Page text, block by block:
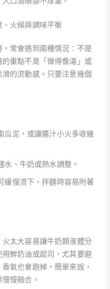
火候與調味平衡
常會遇到兩種情況：不是
重點不是「做得像湯」或
滑的流動感。只要注意幾個
瓜泥，或讓醬汁小火多收幾
水、牛奶或熱水調整。
緩慢流下，拌麵時容易附著
太大容易讓牛奶類液體分
鮮奶油或起司，尤其要避
氣也會跑掉。簡單來說，
慢融合。